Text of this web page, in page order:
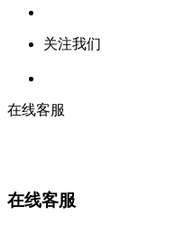
关注我们
在线客服
在线客服